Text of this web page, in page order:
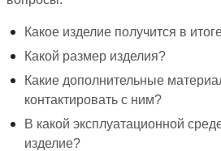
Какое изделие получится в
Какой размер изделия?
Какие дополнительные
контактировать с ним?
В какой эксплуатационной
изделие?